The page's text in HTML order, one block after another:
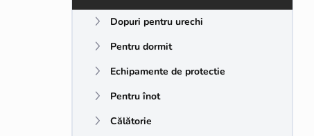
r
peste
categoriiDopuri pentru urechi
Pentru dormit
Echipamente de protectie
Pentru înot
Călătorie